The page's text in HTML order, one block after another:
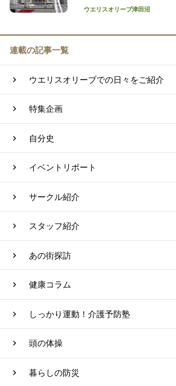
ウエリスオリーブ津田沼
連載の記事一覧
ウエリスオリーブでの日々をご紹介
特集企画
自分史
イベントリポート
サークル紹介
スタッフ紹介
あの街探訪
健康コラム
しっかり運動！介護予防塾
頭の体操
暮らしの防災